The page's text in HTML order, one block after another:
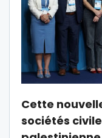
Cette
sociétés